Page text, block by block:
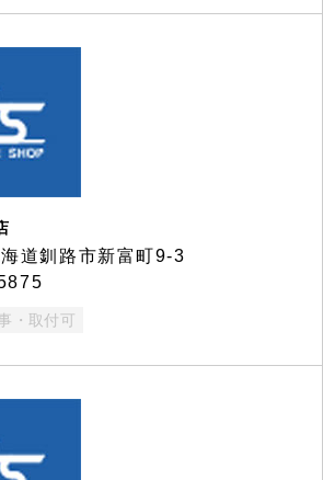
道釧路市新富町9-3
・取付可